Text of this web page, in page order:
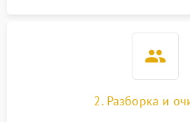
2. Разборка и